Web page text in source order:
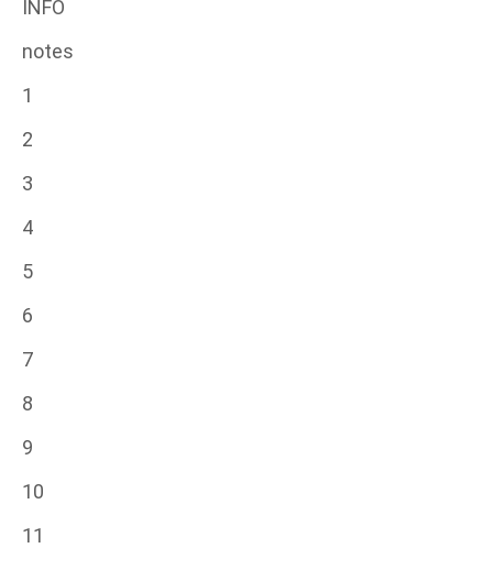
INFO
notes
1
2
3
4
5
6
7
8
9
10
11